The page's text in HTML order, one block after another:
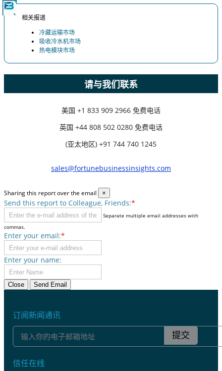
相关报道
冷藏运输市场
吸收冷水机市场
热电模块市场
请与我们联系
美国 +1 833 909 2966 免费电话
英国 +44 808 502 0280 免费电话
(亚太地区) +91 744 740 1245
sales@fortunebusinessinsights.com
Sharing this report over the email ×
Send this report to Colleague, Friends:*
Separate multiple email addresses with
commas.
Enter your email:*
Enter your name:
Close Send Email
订阅新闻通讯
提交
信任在线